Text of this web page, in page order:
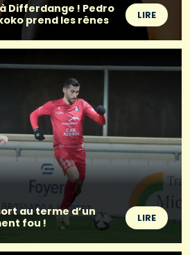
Differdange ! Pedro
prend les rênes
LIRE
au terme d’un
fou !
LIRE